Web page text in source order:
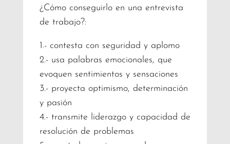
¿Cómo conseguirlo en una entrevista
de trabajo?:
1.- contesta con seguridad y aplomo
2.- usa palabras emocionales, que
evoquen sentimientos y sensaciones
3.- proyecta optimismo, determinación
y pasión
4.- transmite liderazgo y capacidad de
resolución de problemas